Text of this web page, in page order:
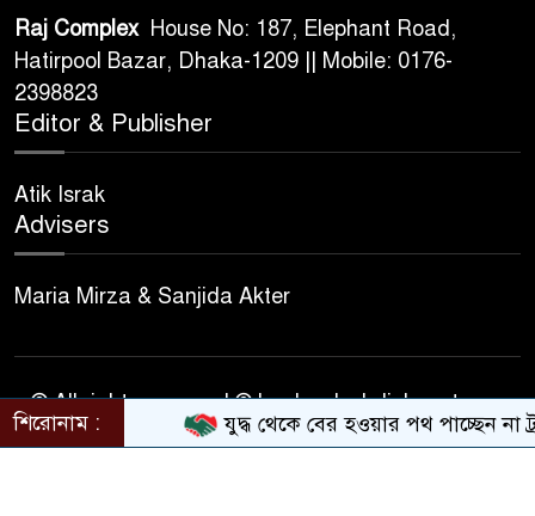
Raj Complex House No: 187, Elephant Road,
Hatirpool Bazar, Dhaka-1209 || Mobile: 0176-
2398823
Editor & Publisher
Atik Israk
Advisers
Maria Mirza & Sanjida Akter
© All rights reserved © banlgadeshdiplomat.com
Design & Developed BYNayem Hasan
শিরোনাম : যুদ্ধ থেকে বের হওয়ার পথ পাচ্ছেন না